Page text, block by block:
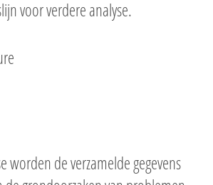
voor verdere analyse.
worden de verzamelde gegevens